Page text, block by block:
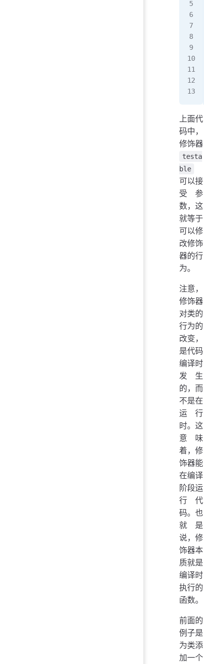
上面代
码中，
修饰器
testa
ble
可以接
受参
数，这
就等于
可以修
改修饰
器的行
为。
注意，
修饰器
对类的
行为的
改变，
是代码
编译时
发生
的，而
不是在
运行
时。这
意味
着，修
饰器能
在编译
阶段运
行代
码。也
就是
说，修
饰器本
质就是
编译时
执行的
函数。
前面的
例子是
为类添
加一个